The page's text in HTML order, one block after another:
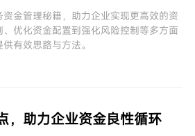
金管理秘籍，助力企业实现更高效的资
优化资金配置到强化风险控制等多方面
有效思路与方法。
，助力企业资金良性循环